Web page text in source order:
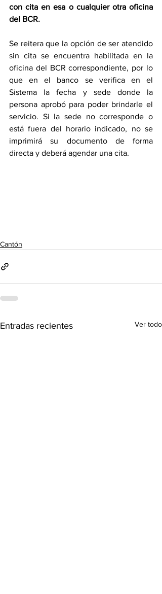
con cita en esa o cualquier otra oficina
del BCR.
Se reitera que la opción de ser atendido
sin cita se encuentra habilitada en la
oficina del BCR correspondiente, por lo
que en el banco se verifica en el
Sistema la fecha y sede donde la
persona aprobó para poder brindarle el
servicio. Si la sede no corresponde o
está fuera del horario indicado, no se
imprimirá su documento de forma
directa y deberá agendar una cita.
Cantón
Entradas recientes Ver todo